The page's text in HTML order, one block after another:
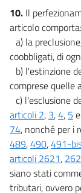
10. Il
articolo comporta:
a) la
coobbligati, di
b) l'estinzione
comprese quelle
c) l'esclusione
articoli 2, 3,4, 5 e
74, nonché per i
489,490,491-
articoli 2621,
siano stati
tributari, ovvero